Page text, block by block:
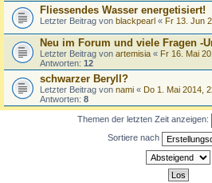
Fliessendes Wasser energetisiert!
Letzter Beitrag von blackpearl « Fr 13. Jun
Neu im Forum und viele Fragen -
Letzter Beitrag von artemisia « Fr 16. Mai
Antworten: 12
schwarzer Beryll?
Letzter Beitrag von nami « Do 1. Mai 2014,
Antworten: 8
Themen der letzten Zeit anzeigen:
Sortiere nach